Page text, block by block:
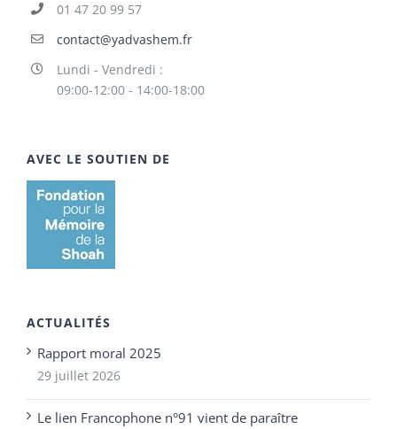
01 47 20 99 57
contact@yadvashem.fr
Lundi - Vendredi :
09:00-12:00 - 14:00-18:00
AVEC LE SOUTIEN DE
ACTUALITÉS
Rapport moral 2025
29 juillet 2026
Le lien Francophone n°91 vient de paraître